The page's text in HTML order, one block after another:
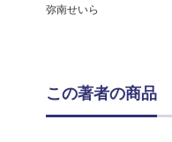
弥南せいら
この著者の商品